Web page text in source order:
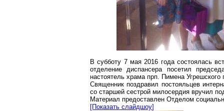
В субботу 7 мая 2016 года состоялась
отделение диспансера посетил
настоятель храма прп. Пимена Угрешского
Священник поздравил постояльцев
со старшей сестрой милосердия вручил
Материал предоставлен Отделом
[Показать слайдшоу]